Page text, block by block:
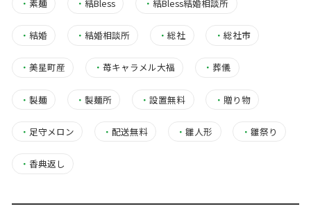
・ 素麺 ・ 結Bless ・ 結Bless結婚相談所
・ 結婚 ・ 結婚相談所 ・総社 ・ 総社市
・ 美星町産 ・苺キャラメル大福 ・葬儀
・ 製麺 ・製麺所 ・設置無料 ・ 贈り物
・ 足守メロン ・配送無料 ・雛人形 ・ 雛祭り
・ 香典返し